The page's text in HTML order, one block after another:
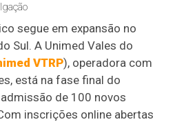
segue em expansão no
Sul. A Unimed Vales do
VTRP), operadora com
está na fase final do
de 100 novos
inscrições online abertas